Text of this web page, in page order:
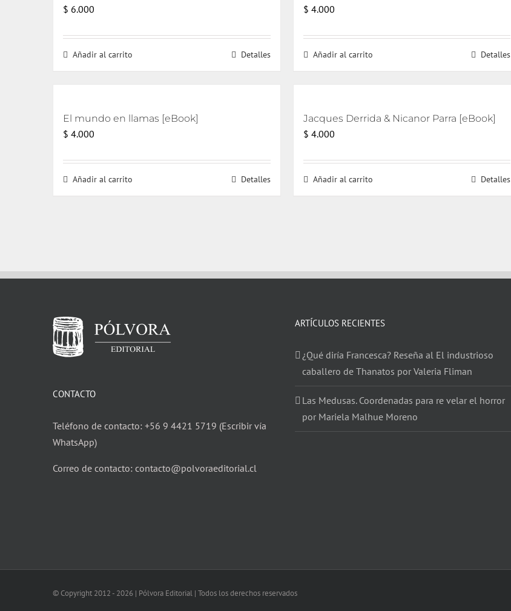
$ 6.000
Añadir al carrito Detalles
$ 4.000
Añadir al carrito Detalles
El mundo en llamas [eBook]
$ 4.000
Añadir al carrito Detalles
Jacques Derrida & Nicanor Parra [eBook]
$ 4.000
Añadir al carrito Detalles
CONTACTO
Teléfono de contacto: +56 9 4421 5719 (Escribir vía
WhatsApp)
Correo de contacto: contacto@polvoraeditorial.cl
ARTÍCULOS RECIENTES
¿Qué diría Francesca? Reseña al El industrioso
caballero de Thanatos por Valeria Fliman
Las Medusas. Coordenadas para re velar el horror
por Mariela Malhue Moreno
© Copyright 2012 - 2026 | Pólvora Editorial | Todos los derechos reservados